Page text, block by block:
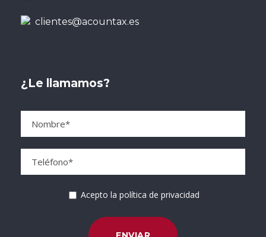
clientes@acountax.es
¿Le llamamos?
Acepto la política de privacidad